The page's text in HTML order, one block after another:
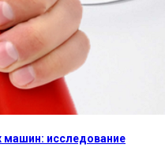
машин: исследование